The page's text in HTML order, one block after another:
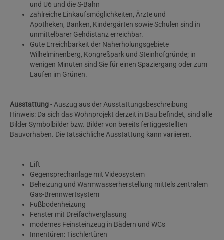
und U6 und die S-Bahn
zahlreiche Einkaufsmöglichkeiten, Ärzte und
Apotheken, Banken, Kindergärten sowie Schulen sind in
unmittelbarer Gehdistanz erreichbar.
Gute Erreichbarkeit der Naherholungsgebiete
Wilhelminenberg, Kongreßpark und Steinhofgründe; in
wenigen Minuten sind Sie für einen Spaziergang oder zum
Laufen im Grünen.
Ausstattung- Auszug aus der Ausstattungsbeschreibung
Hinweis: Da sich das Wohnprojekt derzeit in Bau befindet, sind alle
Bilder Symbolbilder bzw. Bilder von bereits fertiggestellten
Bauvorhaben. Die tatsächliche Ausstattung kann variieren.
Lift
Gegensprechanlage mit Videosystem
Beheizung und Warmwasserherstellung mittels zentralem
Gas-Brennwertsystem
Fußbodenheizung
Fenster mit Dreifachverglasung
modernes Feinsteinzeug in Bädern und WCs
Innentüren: Tischlertüren